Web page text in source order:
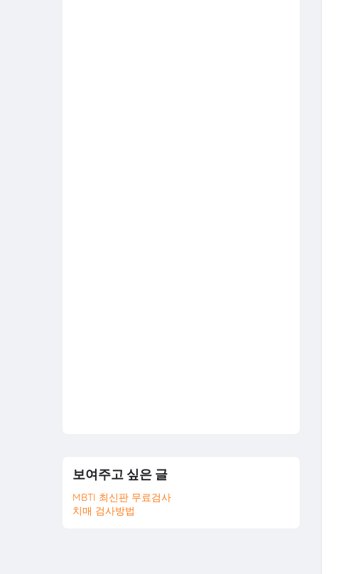
보여주고 싶은 글
MBTI 최신판 무료검사
치매 검사방법